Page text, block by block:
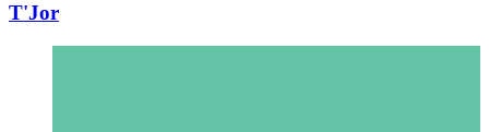
T'Jor